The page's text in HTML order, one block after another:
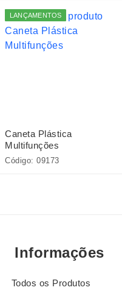
LANÇAMENTOS
Caneta Plástica
Multifunções
Código: 09173
Informações
Todos os Produtos